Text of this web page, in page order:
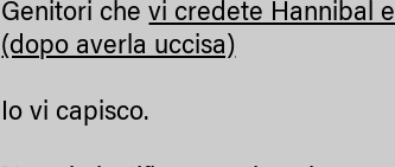
Genitori chevi credete Hannibal
(dopo averla uccisa)
Io vi capisco.